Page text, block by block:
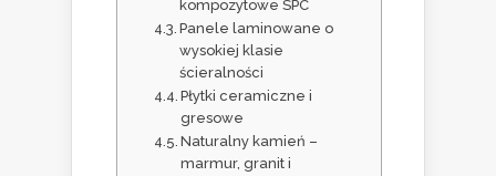
kompozytowe SPC
Panele laminowane o
wysokiej klasie
ścieralności
Płytki ceramiczne i
gresowe
Naturalny kamień –
marmur, granit i